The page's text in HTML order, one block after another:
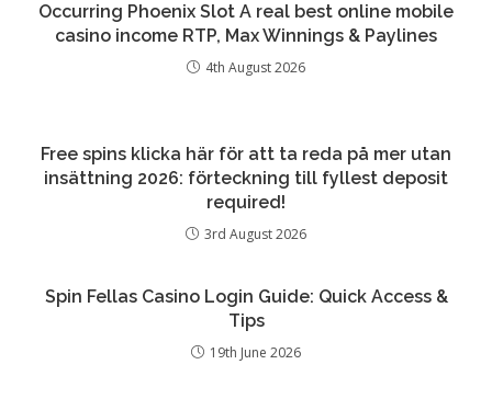
Occurring Phoenix Slot A real best online mobile
casino income RTP, Max Winnings & Paylines
4th August 2026
Free spins klicka här för att ta reda på mer utan
insättning 2026: förteckning till fyllest deposit
required!
3rd August 2026
Spin Fellas Casino Login Guide: Quick Access &
Tips
19th June 2026